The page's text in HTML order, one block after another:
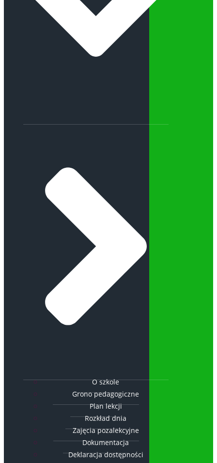
O szkole
Grono pedagogiczne
Plan lekcji
Rozkład dnia
Zajęcia pozalekcyjne
Dokumentacja
Deklaracja dostępności